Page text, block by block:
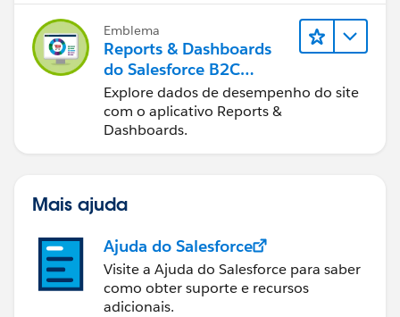
Emblema
Reports & Dashboards
do Salesforce B2C
Commerce
Explore dados de desempenho do site
com o aplicativo Reports &
Dashboards.
Mais ajuda
Ajuda do Salesforce
Visite a Ajuda do Salesforce para saber
como obter suporte e recursos
adicionais.